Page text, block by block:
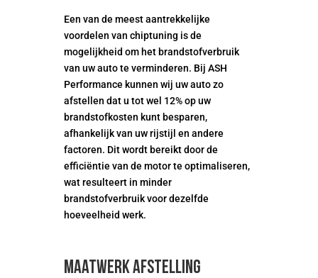
Een van de meest aantrekkelijke
voordelen van chiptuning is de
mogelijkheid om het brandstofverbruik
van uw auto te verminderen. Bij ASH
Performance kunnen wij uw auto zo
afstellen dat u tot wel 12% op uw
brandstofkosten kunt besparen,
afhankelijk van uw rijstijl en andere
factoren. Dit wordt bereikt door de
efficiëntie van de motor te optimaliseren,
wat resulteert in minder
brandstofverbruik voor dezelfde
hoeveelheid werk.
Maatwerk afstelling